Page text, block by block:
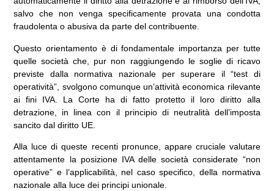
salvo che non venga specificamente provata una condotta
fraudolenta o abusiva da parte del contribuente.
Questo orientamento è di fondamentale importanza per tutte
quelle società che, pur non raggiungendo le soglie di ricavo
previste dalla normativa nazionale per superare il “test di
operatività”, svolgono comunque un’attività economica rilevante
ai fini IVA. La Corte ha di fatto protetto il loro diritto alla
detrazione, in linea con il principio di neutralità dell’imposta
sancito dal diritto UE.
Alla luce di queste recenti pronunce, appare cruciale valutare
attentamente la posizione IVA delle società considerate “non
operative” e l’applicabilità, nel caso specifico, della normativa
nazionale alla luce dei principi unionale.